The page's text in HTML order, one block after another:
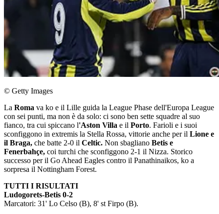
© Getty Images
La Roma va ko e il Lille guida la League Phase dell'Europa League
con sei punti, ma non è da solo: ci sono ben sette squadre al suo
fianco, tra cui spiccano l'Aston Villa e il Porto. Farioli e i suoi
sconfiggono in extremis la Stella Rossa, vittorie anche per il Lione e
il Braga, che batte 2-0 il Celtic. Non sbagliano Betis e
Fenerbahçe, coi turchi che sconfiggono 2-1 il Nizza. Storico
successo per il Go Ahead Eagles contro il Panathinaikos, ko a
sorpresa il Nottingham Forest.
TUTTI I RISULTATI
Ludogorets-Betis 0-2
Marcatori: 31' Lo Celso (B), 8' st Firpo (B).